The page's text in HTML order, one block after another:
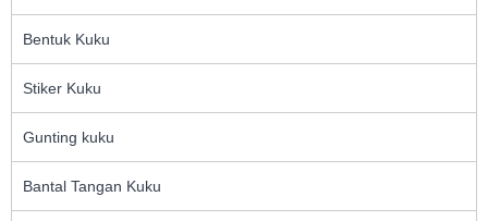
Bentuk Kuku
Stiker Kuku
Gunting kuku
Bantal Tangan Kuku